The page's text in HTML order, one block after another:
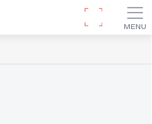
Hledat